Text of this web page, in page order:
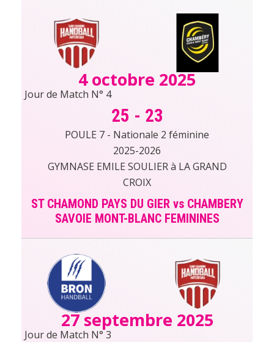
4 octobre 2025
Jour de Match N° 4
25 - 23
POULE 7 - Nationale 2 féminine
2025-2026
GYMNASE EMILE SOULIER à LA GRAND
CROIX
ST CHAMOND PAYS DU GIER vs CHAMBERY
SAVOIE MONT-BLANC FEMININES
27 septembre 2025
Jour de Match N° 3